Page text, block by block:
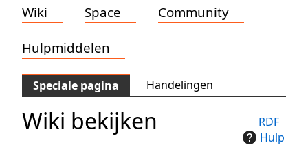
Wiki Space Community
Hulpmiddelen
Speciale pagina Handelingen
RDF
Hulp
Wiki bekijken